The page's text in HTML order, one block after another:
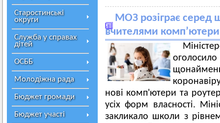
Старостинські
округи
Служба у справах
дітей
ОСББ
Молодіжна рада
Бюджет громади
Бюджет участі
МОЗ розіграє серед
вчителями комп’ютери
нові комп'ютери та
усіх форм власності.
закликало школи з